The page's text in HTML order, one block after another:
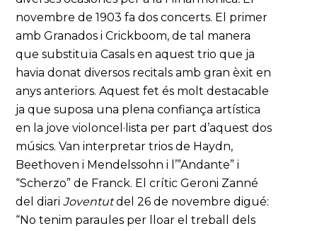
novembre de 1903 fa dos concerts. El primer
amb Granados i Crickboom, de tal manera
que substituïa Casals en aquest trio que ja
havia donat diversos recitals amb gran èxit en
anys anteriors. Aquest fet és molt destacable
ja que suposa una plena confiança artística
en la jove violoncel·lista per part d’aquest dos
músics. Van interpretar trios de Haydn,
Beethoven i Mendelssohn i l’”Andante” i
“Scherzo” de Franck. El crític Geroni Zanné
del diariJoventutdel 26 de novembre digué:
“No tenim paraules per lloar el treball dels